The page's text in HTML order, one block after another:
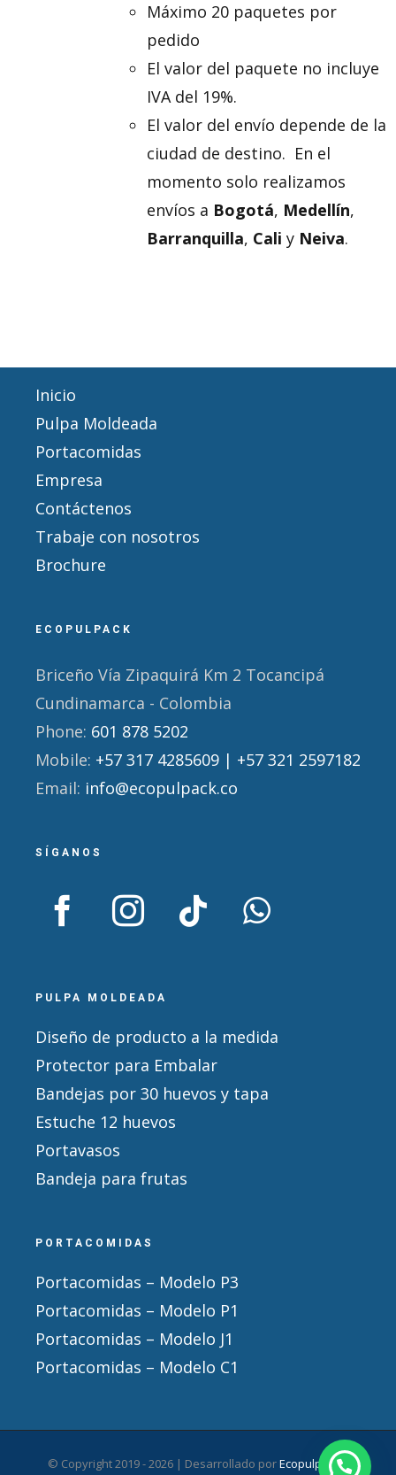
Máximo 20 paquetes por
pedido
El valor del paquete no incluye
IVA del 19%.
El valor del envío depende de la
ciudad de destino. En el
momento solo realizamos
envíos a Bogotá, Medellín,
Barranquilla, Cali y Neiva.
Inicio
Pulpa Moldeada
Portacomidas
Empresa
Contáctenos
Trabaje con nosotros
Brochure
ECOPULPACK
Briceño Vía Zipaquirá Km 2 Tocancipá
Cundinamarca - Colombia
Phone: 601 878 5202
Mobile: +57 317 4285609 | +57 321 2597182
Email: info@ecopulpack.co
SÍGANOS
PULPA MOLDEADA
Diseño de producto a la medida
Protector para Embalar
Bandejas por 30 huevos y tapa
Estuche 12 huevos
Portavasos
Bandeja para frutas
PORTACOMIDAS
Portacomidas – Modelo P3
Portacomidas – Modelo P1
Portacomidas – Modelo J1
Portacomidas – Modelo C1
© Copyright 2019 -2026 | Desarrollado porEcopulpack|